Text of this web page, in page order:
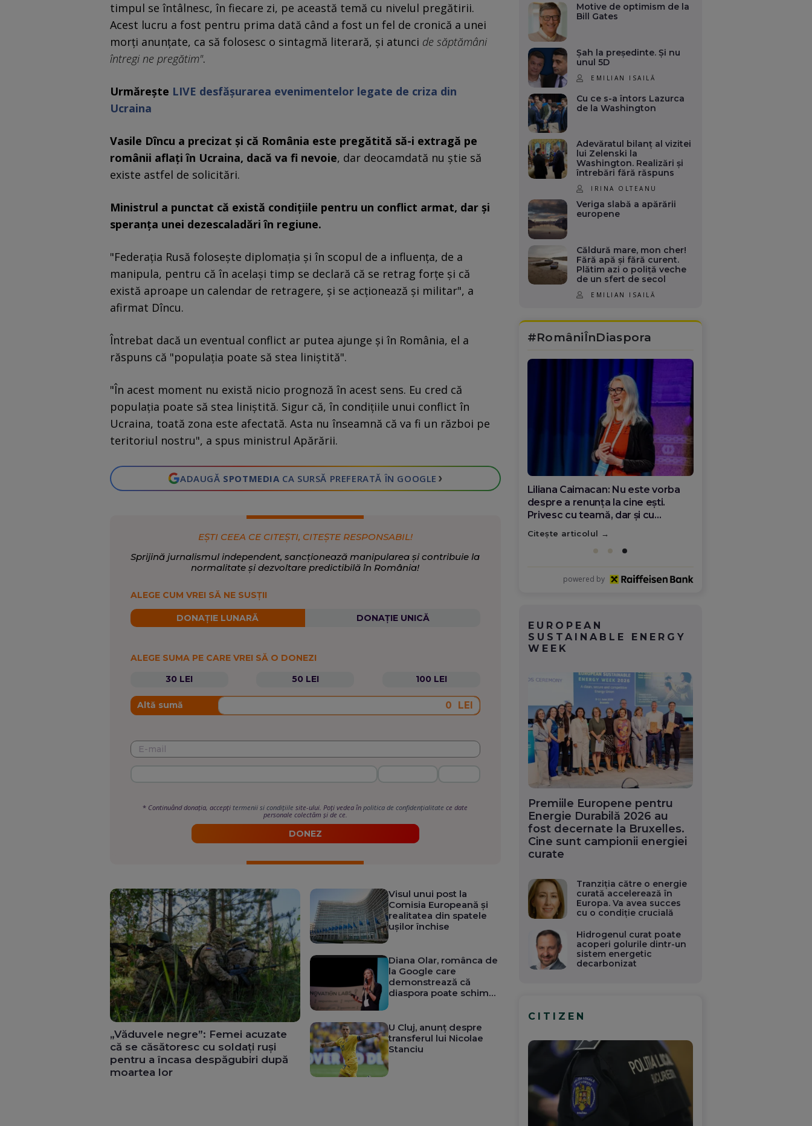
timpul se întâlnesc, în fiecare zi, pe această temă cu nivelul pregătirii.
Acest lucru a fost pentru prima dată când a fost un fel de cronică a unei
morţi anunţate, ca să folosesc o sintagmă literară, şi atunci de săptămâni
întregi ne pregătim".
Urmăreşte LIVE desfăşurarea evenimentelor legate de criza din
Ucraina
Vasile Dîncu a precizat şi că România este pregătită să-i extragă pe
românii aflaţi în Ucraina, dacă va fi nevoie, dar deocamdată nu ştie să
existe astfel de solicitări.
Ministrul a punctat că există condiţiile pentru un conflict armat, dar şi
speranţa unei dezescaladări în regiune.
"Federaţia Rusă foloseşte diplomaţia şi în scopul de a influenţa, de a
manipula, pentru că în acelaşi timp se declară că se retrag forţe şi că
există aproape un calendar de retragere, şi se acţionează şi militar", a
afirmat Dîncu.
Întrebat dacă un eventual conflict ar putea ajunge şi în România, el a
răspuns că "populaţia poate să stea liniştită".
"În acest moment nu există nicio prognoză în acest sens. Eu cred că
populaţia poate să stea liniştită. Sigur că, în condiţiile unui conflict în
Ucraina, toată zona este afectată. Asta nu înseamnă că va fi un război pe
teritoriul nostru", a spus ministrul Apărării.
ADAUGĂ SPOTMEDIA CA SURSĂ PREFERATĂ ÎN GOOGLE ›
EȘTI CEEA CE CITEȘTI, CITEȘTE RESPONSABIL!
Sprijină jurnalismul independent, sancționează manipularea și contribuie la
normalitate și dezvoltare predictibilă în România!
ALEGE CUM VREI SĂ NE SUSȚII
DONAȚIE LUNARĂ DONAȚIE UNICĂ
ALEGE SUMA PE CARE VREI SĂ O DONEZI
30 LEI
50 LEI 100 LEI
Altă sumă LEI
* Continuând donația, accepțitermenii si condițiile site-ului. Poți vedea înpolitica de confidențialitate ce date
personale colectăm și de ce.
DONEZ
„Văduvele negre”: Femei acuzate
că se căsătoresc cu soldați ruși
pentru a încasa despăgubiri după
moartea lor
Visul unui post la
Comisia Europeană și
realitatea din spatele
ușilor închise
Diana Olar, românca de
la Google care
demonstrează că
diaspora poate schimba
U Cluj, anunț despre
transferul lui Nicolae
Stanciu
Motive de optimism de la
Bill Gates
Șah la președinte. Și nu
unul 5D
EMILIAN ISAILĂ
Cu ce s-a întors Lazurca
de la Washington
Adevăratul bilanț al vizitei
lui Zelenski la
Washington. Realizări și
întrebări fără răspuns
IRINA OLTEANU
Veriga slabă a apărării
europene
Căldură mare, mon cher!
Fără apă și fără curent.
Plătim azi o poliță veche
de un sfert de secol
EMILIAN ISAILĂ
#RomâniÎnDiaspora
Diana Olar, românca de la Google
care demonstrează că diaspora
poate schimba România
Citește articolul
powered by
EUROPEAN
SUSTAINABLE ENERGY
WEEK
Premiile Europene pentru
Energie Durabilă 2026 au
fost decernate la Bruxelles.
Cine sunt campionii energiei
curate
Tranziția către o energie
curată accelerează în
Europa. Va avea succes
cu o condiție crucială
Hidrogenul curat poate
acoperi golurile dintr-un
sistem energetic
decarbonizat
CITIZEN